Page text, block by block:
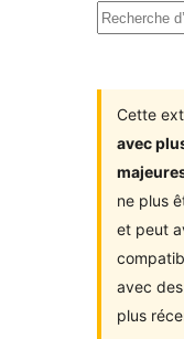
Recherche
Cette
avec
ne plus
et peut
avec
plus